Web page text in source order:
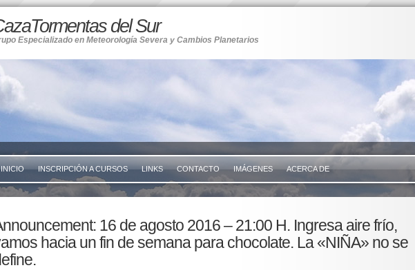
del Sur
Especializado en Meteorología Severa y Cambios Planetarios
INICIO INSCRIPCIÓN A CURSOS LINKS CONTACTO IMÁGENES ACERCA DE
16 de agosto 2016 – 21:00 H. Ingresa aire frío,
hacia un fin de semana para chocolate. La «NIÑA» no se